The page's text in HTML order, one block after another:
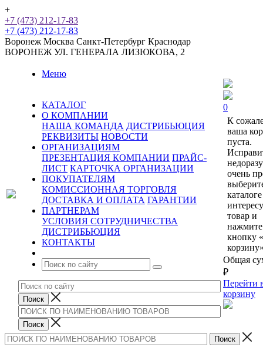
+
+7 (473) 212-17-83
+7 (473) 212-17-83
Воронеж Москва Санкт-Петербург Краснодар
ВОРОНЕЖ УЛ. ГЕНЕРАЛА ЛИЗЮКОВА, 2
Меню
КАТАЛОГ
О КОМПАНИИ
НАША КОМАНДА ДИСТРИБЬЮЦИЯ
РЕКВИЗИТЫ НОВОСТИ
ОРГАНИЗАЦИЯМ
ПРЕЗЕНТАЦИЯ КОМПАНИИ ПРАЙС-
ЛИСТ КАРТОЧКА ОРГАНИЗАЦИИ
ПОКУПАТЕЛЯМ
КОМИССИОННАЯ ТОРГОВЛЯ
ДОСТАВКА И ОПЛАТА ГАРАНТИИ
ПАРТНЕРАМ
УСЛОВИЯ СОТРУДНИЧЕСТВА
ДИСТРИБЬЮЦИЯ
КОНТАКТЫ
0
К
ваша
пуста.
очень
каталоге
товар и
нажмите
кнопку
Общая
₽
Перейти
корзину